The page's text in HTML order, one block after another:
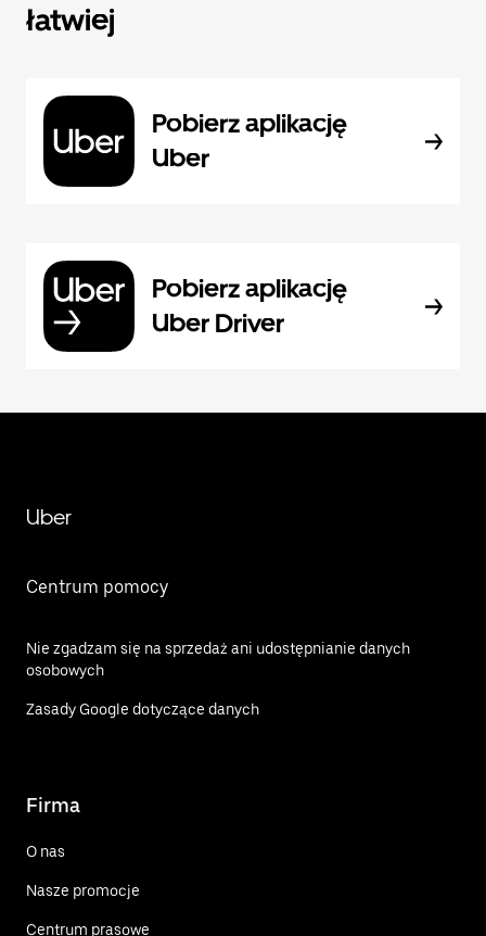
łatwiej
Pobierz aplikację
Uber
Pobierz aplikację
Uber Driver
Uber
Centrum pomocy
Nie zgadzam się na sprzedaż ani udostępnianie danych
osobowych
Zasady Google dotyczące danych
Firma
O nas
Nasze promocje
Centrum prasowe